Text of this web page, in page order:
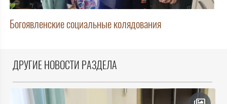
Богоявленские социальные колядования
ДРУГИЕ НОВОСТИ РАЗДЕЛА